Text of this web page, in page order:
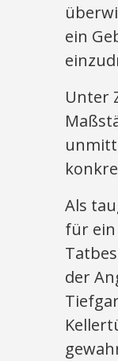
ein
Unter
Als
für
der